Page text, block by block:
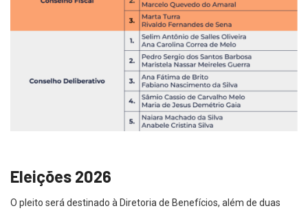
Eleições 2026
O pleito será destinado à Diretoria de Benefícios, além de duas